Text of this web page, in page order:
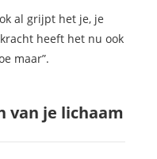
al grijpt het je, je
heeft het nu ook
maar”.
van je lichaam